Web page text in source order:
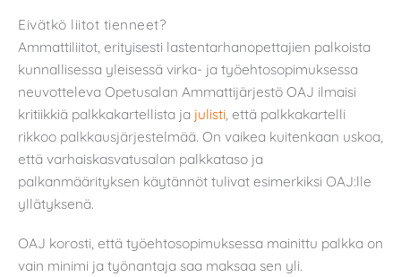
Eivätkö liitot tienneet?
Ammattiliitot, erityisesti lastentarhanopettajien palkoista
kunnallisessa yleisessä virka- ja työehtosopimuksessa
neuvotteleva Opetusalan Ammattijärjestö OAJ ilmaisi
kritiikkiä palkkakartellista ja julisti, että palkkakartelli
rikkoo palkkausjärjestelmää. On vaikea kuitenkaan uskoa,
että varhaiskasvatusalan palkkataso ja
palkanmäärityksen käytännöt tulivat esimerkiksi OAJ:lle
yllätyksenä.
OAJ korosti, että työehtosopimuksessa mainittu palkka on
vain minimi ja työnantaja saa maksaa sen yli.